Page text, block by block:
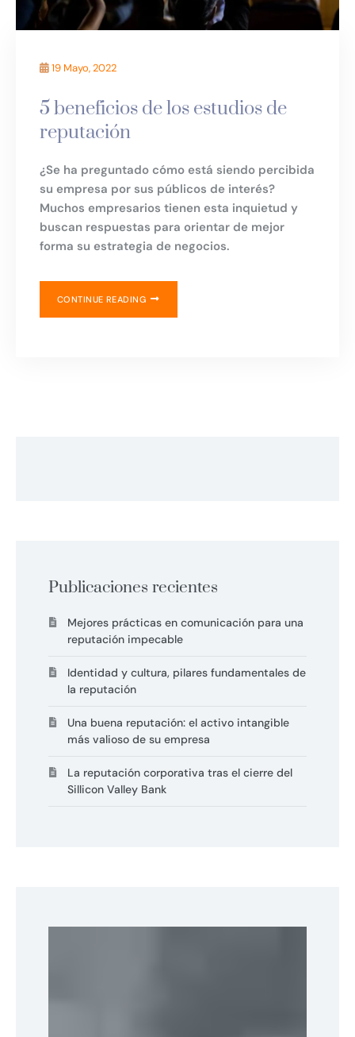
19 Mayo, 2022
5 beneficios de los estudios de
reputación
¿Se ha preguntado cómo está siendo percibida
su empresa por sus públicos de interés?
Muchos empresarios tienen esta inquietud y
buscan respuestas para orientar de mejor
forma su estrategia de negocios.
CONTINUE READING
Publicaciones recientes
Mejores prácticas en comunicación para una
reputación impecable
Identidad y cultura, pilares fundamentales de
la reputación
Una buena reputación: el activo intangible
más valioso de su empresa
La reputación corporativa tras el cierre del
Sillicon Valley Bank